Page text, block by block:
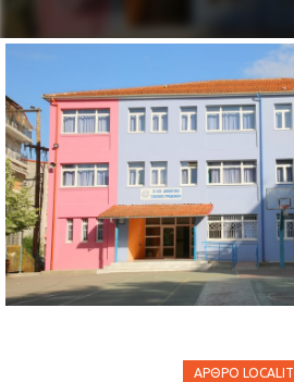
ΆΡΘΡΟ LOCALIT